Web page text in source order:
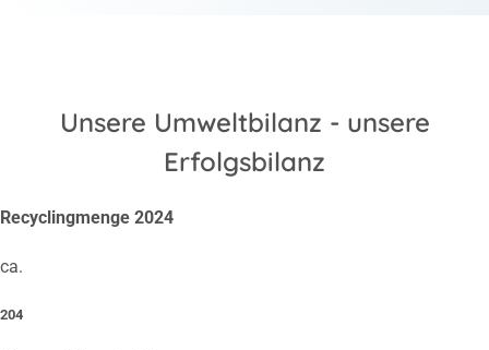
Unsere Umweltbilanz - unsere
Erfolgsbilanz
Recyclingmenge 2024
ca.
204